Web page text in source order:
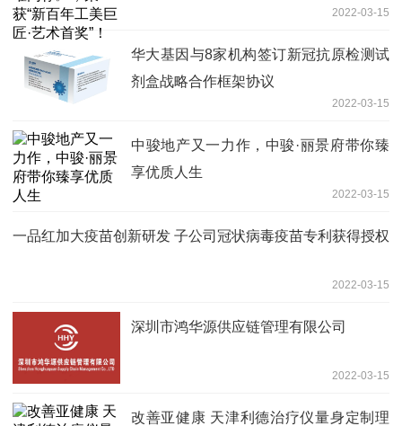
2022-03-15
华大基因与8家机构签订新冠抗原检测试
剂盒战略合作框架协议
2022-03-15
中骏地产又一力作，中骏·丽景府带你臻
享优质人生
2022-03-15
一品红加大疫苗创新研发 子公司冠状病毒疫苗专利获得授权
2022-03-15
深圳市鸿华源供应链管理有限公司
2022-03-15
改善亚健康 天津利德治疗仪量身定制理